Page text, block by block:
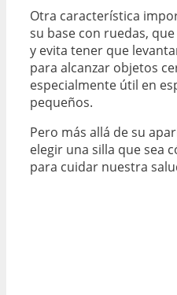
Otra característica
su base con ruedas,
y evita tener que
para alcanzar objetos
especialmente útil en
pequeños.
Pero más allá de su
elegir una silla que sea
para cuidar nuestra